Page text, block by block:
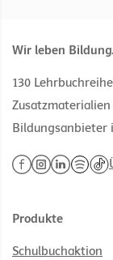
Wir leben
130
Bildungsanbieter
Produkte
Schulbuchaktion